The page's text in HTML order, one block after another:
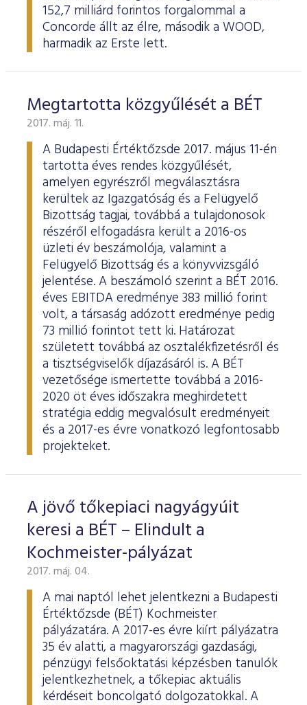
152,7 milliárd forintos forgalommal a
Concorde állt az élre, második a WOOD,
harmadik az Erste lett.
Megtartotta közgyűlését a BÉT
2017. máj. 11.
A Budapesti Értéktőzsde 2017. május 11-én
tartotta éves rendes közgyűlését,
amelyen egyrészről megválasztásra
kerültek az Igazgatóság és a Felügyelő
Bizottság tagjai, továbbá a tulajdonosok
részéről elfogadásra került a 2016-os
üzleti év beszámolója, valamint a
Felügyelő Bizottság és a könyvvizsgáló
jelentése. A beszámoló szerint a BÉT 2016.
éves EBITDA eredménye 383 millió forint
volt, a társaság adózott eredménye pedig
73 millió forintot tett ki. Határozat
született továbbá az osztalékfizetésről és
a tisztségviselők díjazásáról is. A BÉT
vezetősége ismertette továbbá a 2016-
2020 öt éves időszakra meghirdetett
stratégia eddig megvalósult eredményeit
és a 2017-es évre vonatkozó legfontosabb
projekteket.
A jövő tőkepiaci nagyágyúit
keresi a BÉT – Elindult a
Kochmeister-pályázat
2017. máj. 04.
A mai naptól lehet jelentkezni a Budapesti
Értéktőzsde (BÉT) Kochmeister
pályázatára. A 2017-es évre kiírt pályázatra
35 év alatti, a magyarországi gazdasági,
pénzügyi felsőoktatási képzésben tanulók
jelentkezhetnek, a tőkepiac aktuális
kérdéseit boncolgató dolgozatokkal. A